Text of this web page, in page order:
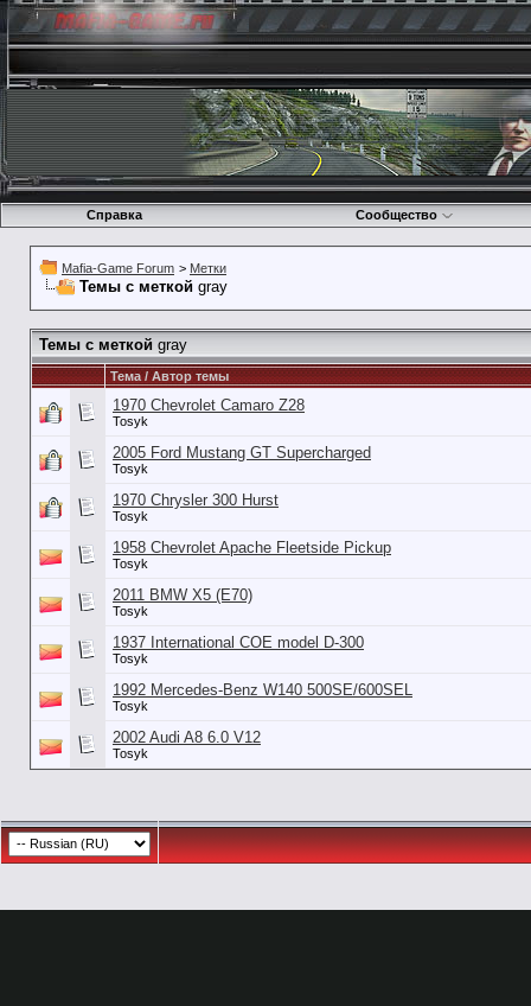
Справка Сообщество
Mafia-Game Forum > Метки
Темы с меткой gray
Темы с меткой gray
Тема / Автор темы
1970 Chevrolet Camaro Z28
Tosyk
2005 Ford Mustang GT Supercharged
Tosyk
1970 Chrysler 300 Hurst
Tosyk
1958 Chevrolet Apache Fleetside Pickup
Tosyk
2011 BMW X5 (E70)
Tosyk
1937 International COE model D-300
Tosyk
1992 Mercedes-Benz W140 500SE/600SEL
Tosyk
2002 Audi A8 6.0 V12
Tosyk